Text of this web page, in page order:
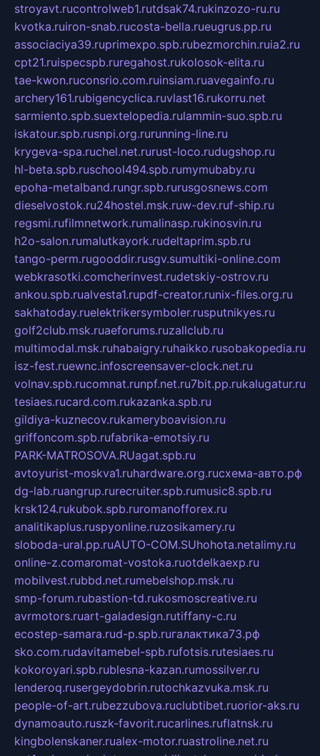
stroyavt.rucontrolweb1.rutdsak74.rukinzozo-ru.ru
kvotka.ruiron-snab.rucosta-bella.rueugrus.pp.ru
associaciya39.ruprimexpo.spb.rubezmorchin.ruia2.ru
cpt21.ruispecspb.ruregahost.rukolosok-elita.ru
tae-kwon.ruconsrio.com.ruinsiam.ruavegainfo.ru
archery161.rubigencyclica.ruvlast16.rukorru.net
sarmiento.spb.suextelopedia.rulammin-suo.spb.ru
iskatour.spb.rusnpi.org.rurunning-line.ru
krygeva-spa.ruchel.net.rurust-loco.rudugshop.ru
hl-beta.spb.ruschool494.spb.rumymubaby.ru
epoha-metalband.rungr.spb.rurusgosnews.com
dieselvostok.ru24hostel.msk.ruw-dev.ruf-ship.ru
regsmi.rufilmnetwork.rumalinasp.rukinosvin.ru
h2o-salon.rumalutkayork.rudeltaprim.spb.ru
tango-perm.rugooddir.rusgv.sumultiki-online.com
webkrasotki.comcherinvest.rudetskiy-ostrov.ru
ankou.spb.rualvesta1.rupdf-creator.runix-files.org.ru
sakhatoday.ruelektrikersymboler.rusputnikyes.ru
golf2club.msk.ruaeforums.ruzallclub.ru
multimodal.msk.ruhabaigry.ruhaikko.rusobakopedia.ru
isz-fest.ruewnc.infoscreensaver-clock.net.ru
volnav.spb.rucomnat.runpf.net.ru7bit.pp.rukalugatur.ru
tesiaes.rucard.com.rukazanka.spb.ru
gildiya-kuznecov.rukameryboavision.ru
griffoncom.spb.rufabrika-emotsiy.ru
PARK-MATROSOVA.RUagat.spb.ru
avtoyurist-moskva1.ruhardware.org.ruсхема-авто.рф
dg-lab.ruangrup.rurecruiter.spb.rumusic8.spb.ru
krsk124.rukubok.spb.ruromanofforex.ru
analitikaplus.ruspyonline.ruzosikamery.ru
sloboda-ural.pp.ruAUTO-COM.SUhohota.netalimy.ru
online-z.comaromat-vostoka.ruotdelkaexp.ru
mobilvest.rubbd.net.rumebelshop.msk.ru
smp-forum.rubastion-td.rukosmoscreative.ru
avrmotors.ruart-galadesign.rutiffany-c.ru
ecostep-samara.rud-p.spb.ruгалактика73.рф
sko.com.rudavitamebel-spb.rufotsis.rutesiaes.ru
kokoroyari.spb.rublesna-kazan.rumossilver.ru
lenderoq.rusergeydobrin.rutochkazvuka.msk.ru
people-of-art.rubezzubova.ruclubtibet.ruorior-aks.ru
dynamoauto.ruszk-favorit.rucarlines.ruflatnsk.ru
kingbolenskaner.rualex-motor.ruastroline.net.ru